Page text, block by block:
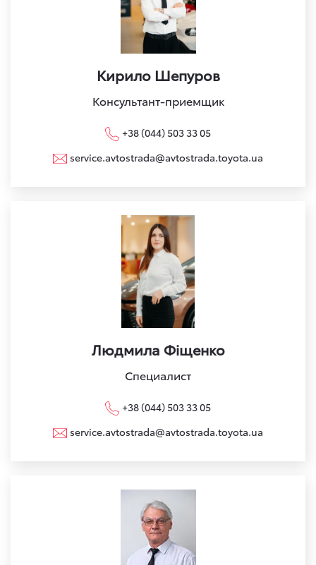
Кирило Шепуров
Консультант-приемщик
+38 (044) 503 33 05
service.avtostrada@avtostrada.toyota.ua
Людмила Фіщенко
Специалист
+38 (044) 503 33 05
service.avtostrada@avtostrada.toyota.ua